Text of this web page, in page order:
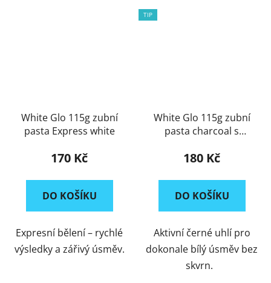
White Glo 115g zubní
pasta Express white
170 Kč
DO KOŠÍKU
Expresní bělení – rychlé
výsledky a zářivý úsměv.
TIP
White Glo 115g zubní
pasta charcoal s
180 Kč
DO KOŠÍKU
Aktivní černé uhlí pro
dokonale bílý úsměv bez
skvrn.